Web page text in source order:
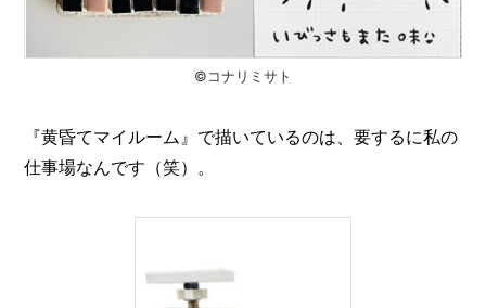
©️コナリミサト
『黄昏てマイルーム』で描いているのは、要するに私の
仕事場なんです（笑）。